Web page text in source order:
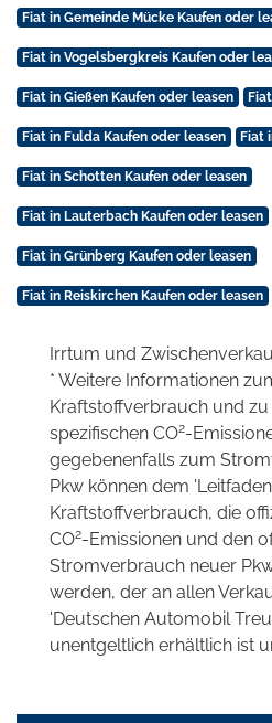
Fiat in Gemeinde Mücke Kaufen oder
Fiat in Vogelsbergkreis Kaufen oder
Fiat in Gießen Kaufen oder leasen
Fiat in Fulda Kaufen oder leasen Fiat
Fiat in Schotten Kaufen oder leasen
Fiat in Lauterbach Kaufen oder leasen
Fiat in Grünberg Kaufen oder leasen
Fiat in Reiskirchen Kaufen oder leasen
Irrtum und
* Weitere Informationen
Kraftstoffverbrauch und
spezifischen CO2-
gegebenenfalls zum
Pkw können dem
Kraftstoffverbrauch, die
CO2-Emissionen und den
Stromverbrauch neuer
werden, der an allen
'Deutschen Automobil
unentgeltlich erhältlich ist